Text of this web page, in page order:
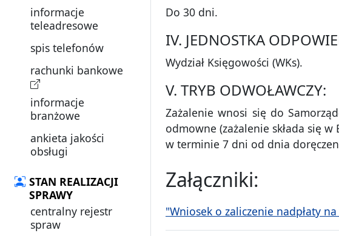
informacje
teleadresowe
spis telefonów
rachunki bankowe
informacje
branżowe
ankieta jakości
obsługi
STAN REALIZACJI
SPRAWY
centralny rejestr
spraw
Do 30 dni.
IV. JEDNOSTKA
Wydział Księgowości (WKs).
V. TRYB ODWOŁAWCZY:
Zażalenie wnosi się do
odmowne (zażalenie składa się
w terminie 7 dni od dnia
Załączniki:
"Wniosek o zaliczenie nadpłaty